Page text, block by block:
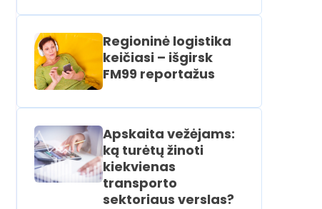
Regioninė logistika
keičiasi – išgirsk
FM99 reportažus
Apskaita vežėjams:
ką turėtų žinoti
kiekvienas
transporto
sektoriaus verslas?